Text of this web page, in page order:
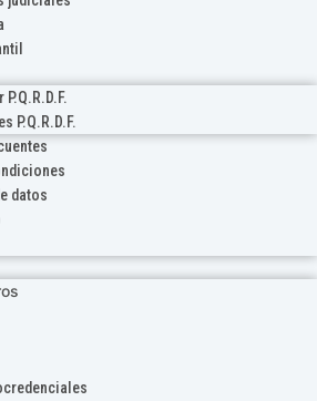
P.Q.R.D.F.
P.Q.R.D.F.
datos